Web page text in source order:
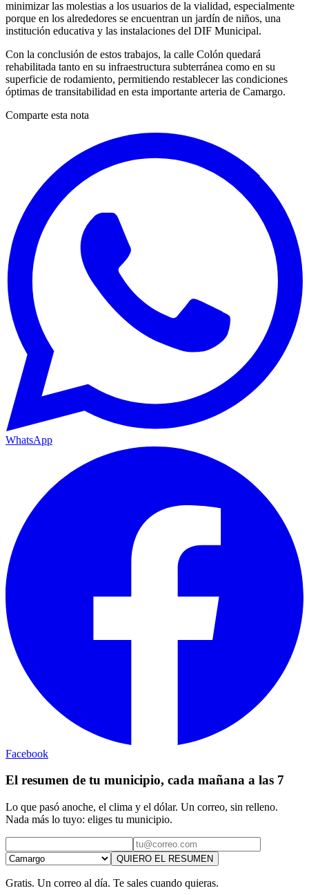
minimizar las molestias a los usuarios de la vialidad, especialmente
porque en los alrededores se encuentran un jardín de niños, una
institución educativa y las instalaciones del DIF Municipal.
Con la conclusión de estos trabajos, la calle Colón quedará
rehabilitada tanto en su infraestructura subterránea como en su
superficie de rodamiento, permitiendo restablecer las condiciones
óptimas de transitabilidad en esta importante arteria de Camargo.
Comparte esta nota
WhatsApp
Facebook
El resumen de tu municipio, cada mañana a las 7
Lo que pasó anoche, el clima y el dólar. Un correo, sin relleno.
Nada más lo tuyo: eliges tu municipio.
QUIERO EL RESUMEN
Gratis. Un correo al día. Te sales cuando quieras.